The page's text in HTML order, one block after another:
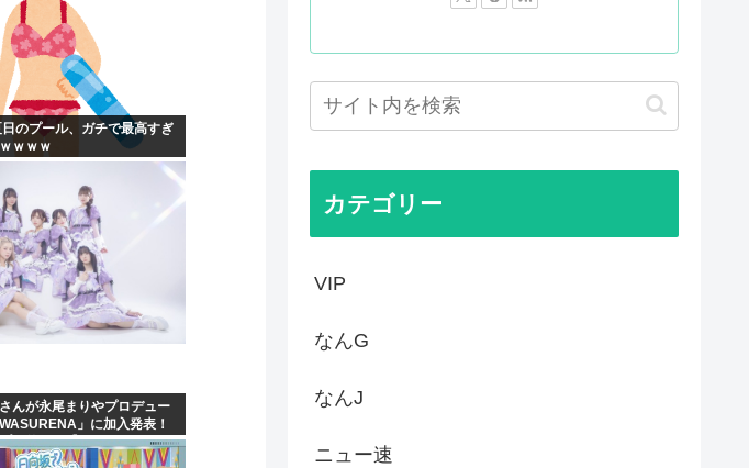
韓国人「現在、日本が密かに韓国からパクっているものがこち...
漫画の画像持ってないか
孫悟飯、『魔閃光』しかオリジナル技がないwww
トランプ政権高官「ちょっと中国企業制裁したりしただけなの...
出せよ…お前らが描いた絵!!
日のプール、ガチで最高すぎ
ｗｗｗ
んが永尾まりやプロデュー
」に加入発表！
と兼任へ【元AKB48ゆかる
カテゴリー
VIP
なんG
なんJ
ニュー速